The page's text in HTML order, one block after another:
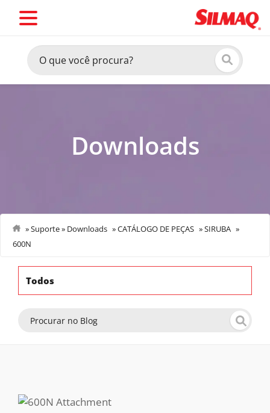
Downloads
»Suporte» Downloads »CATÁLOGO DE PEÇAS »SIRUBA »
600N
Todos